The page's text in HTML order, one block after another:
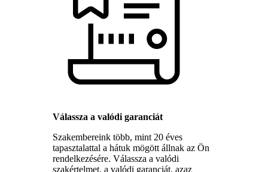
Válassza a valódi garanciát
Szakembereink több, mint 20 éves
tapasztalattal a hátuk mögött állnak az Ön
rendelkezésére. Válassza a valódi
szakértelmet, a valódi garanciát, azaz